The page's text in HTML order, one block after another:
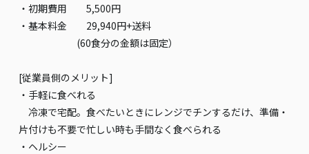
・初期費用 5,500円
・基本料金 29,940円+送料
(60食分の金額は固定）
[従業員側のメリット]
・手軽に食べれる
冷凍で宅配。食べたいときにレンジでチンするだけ、準備・
片付けも不要で忙しい時も手間なく食べられる
・ヘルシー